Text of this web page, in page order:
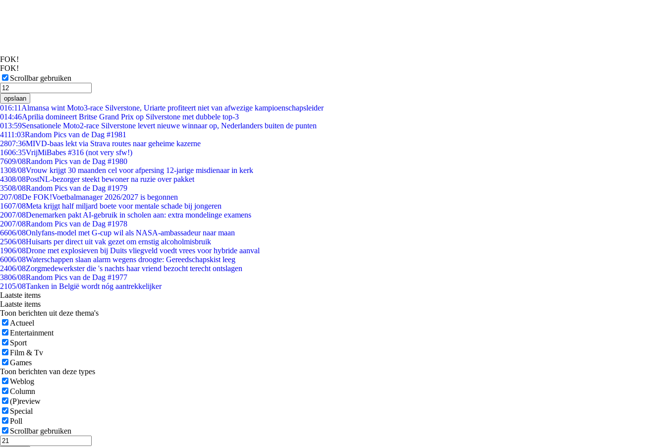
FOK!
FOK!
Scrollbar gebruiken
opslaan
016:11 Almansa wint Moto3-race Silverstone, Uriarte profiteert niet van afwezige kampioenschapsleider
014:46Aprilia domineert Britse Grand Prix op Silverstone met dubbele top-3
013:59Sensationele Moto2-race Silverstone levert nieuwe winnaar op, Nederlanders buiten de punten
4111:03Random Pics van de Dag #1981
2807:36MIVD-baas lekt via Strava routes naar geheime kazerne
1606:35VrijMiBabes #316 (not very sfw!)
7609/08Random Pics van de Dag #1980
1308/08Vrouw krijgt 30 maanden cel voor afpersing 12-jarige misdienaar in kerk
4308/08PostNL-bezorger steekt bewoner na ruzie over pakket
3508/08Random Pics van de Dag #1979
207/08De FOK!Voetbalmanager 2026/2027 is begonnen
1607/08Meta krijgt half miljard boete voor mentale schade bij jongeren
2007/08Denemarken pakt AI-gebruik in scholen aan: extra mondelinge examens
2007/08Random Pics van de Dag #1978
6606/08Onlyfans-model met G-cup wil als NASA-ambassadeur naar maan
2506/08Huisarts per direct uit vak gezet om ernstig alcoholmisbruik
1906/08Drone met explosieven bij Duits vliegveld voedt vrees voor hybride aanval
6006/08Waterschappen slaan alarm wegens droogte: Gereedschapskist leeg
2406/08Zorgmedewerkster die 's nachts haar vriend bezocht terecht ontslagen
3806/08Random Pics van de Dag #1977
2105/08Tanken in België wordt nóg aantrekkelijker
Laatste items
Laatste items
Toon berichten uit deze thema's
Actueel
Entertainment
Sport
Film & Tv
Games
Toon berichten van deze types
Weblog
Column
(P)review
Special
Poll
Scrollbar gebruiken